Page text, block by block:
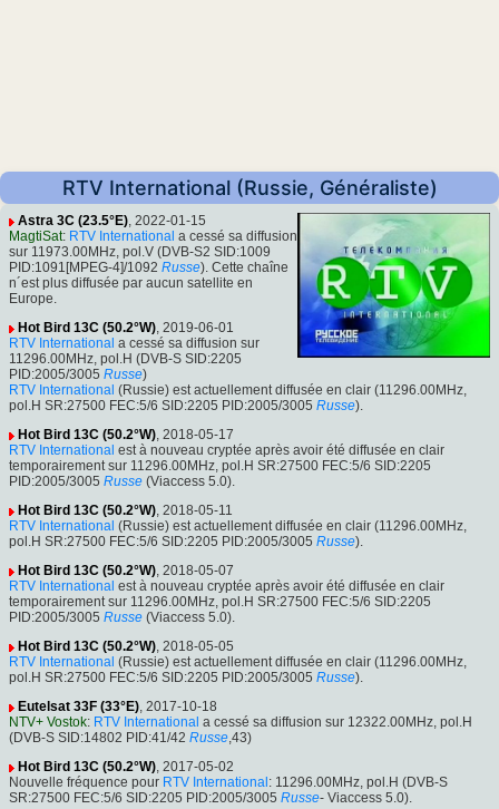
RTV International (Russie, Généraliste)
Astra 3C (23.5°E), 2022-01-15
MagtiSat: RTV International a cessé sa diffusion
sur 11973.00MHz, pol.V (DVB-S2 SID:1009
PID:1091[MPEG-4]/1092 Russe). Cette chaîne
n´est plus diffusée par aucun satellite en
Europe.
Hot Bird 13C (50.2°W), 2019-06-01
RTV International a cessé sa diffusion sur
11296.00MHz, pol.H (DVB-S SID:2205
PID:2005/3005 Russe)
RTV International (Russie) est actuellement diffusée en clair (11296.00MHz,
pol.H SR:27500 FEC:5/6 SID:2205 PID:2005/3005 Russe).
Hot Bird 13C (50.2°W), 2018-05-17
RTV International est à nouveau cryptée après avoir été diffusée en clair
temporairement sur 11296.00MHz, pol.H SR:27500 FEC:5/6 SID:2205
PID:2005/3005 Russe (Viaccess 5.0).
Hot Bird 13C (50.2°W), 2018-05-11
RTV International (Russie) est actuellement diffusée en clair (11296.00MHz,
pol.H SR:27500 FEC:5/6 SID:2205 PID:2005/3005 Russe).
Hot Bird 13C (50.2°W), 2018-05-07
RTV International est à nouveau cryptée après avoir été diffusée en clair
temporairement sur 11296.00MHz, pol.H SR:27500 FEC:5/6 SID:2205
PID:2005/3005 Russe (Viaccess 5.0).
Hot Bird 13C (50.2°W), 2018-05-05
RTV International (Russie) est actuellement diffusée en clair (11296.00MHz,
pol.H SR:27500 FEC:5/6 SID:2205 PID:2005/3005 Russe).
Eutelsat 33F (33°E), 2017-10-18
NTV+ Vostok: RTV International a cessé sa diffusion sur 12322.00MHz, pol.H
(DVB-S SID:14802 PID:41/42 Russe,43)
Hot Bird 13C (50.2°W), 2017-05-02
Nouvelle fréquence pour RTV International : 11296.00MHz, pol.H (DVB-S
SR:27500 FEC:5/6 SID:2205 PID:2005/3005 Russe- Viaccess 5.0).